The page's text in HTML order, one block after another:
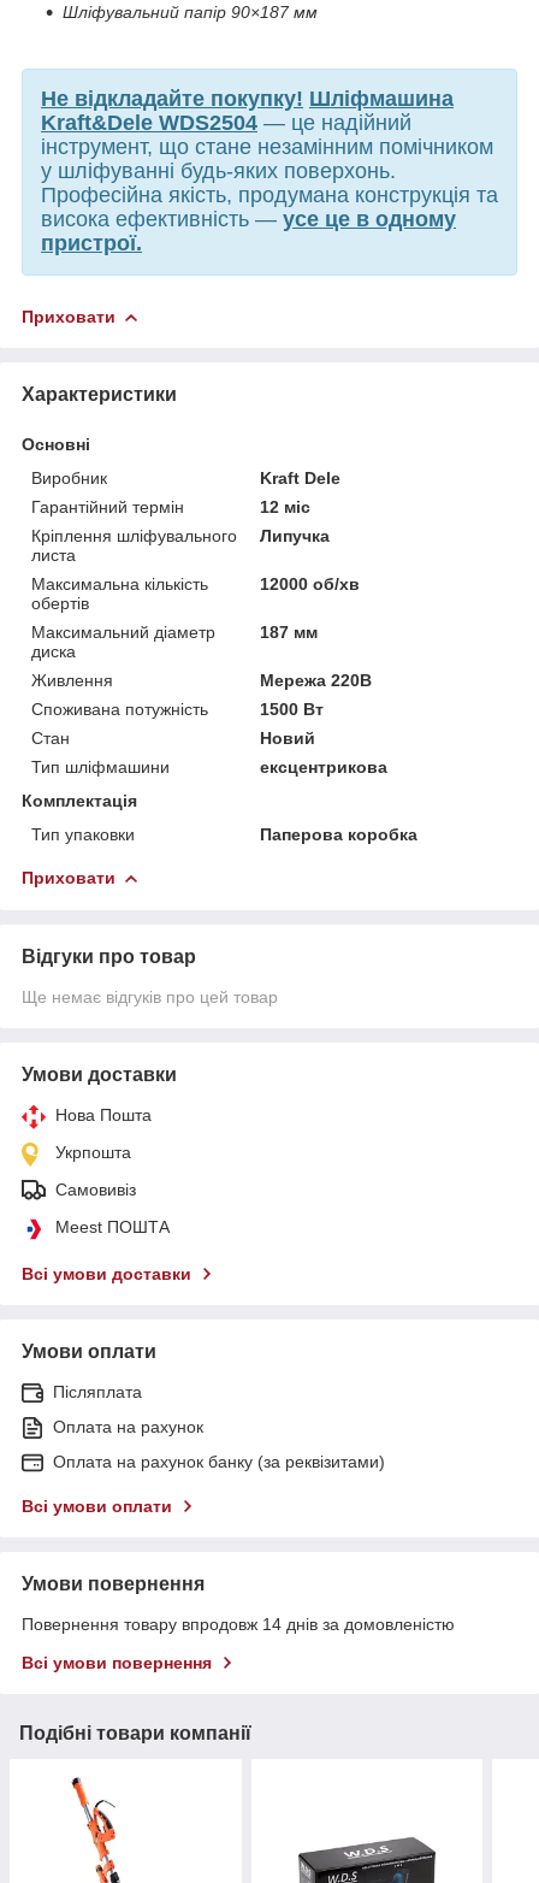
Шліфувальний папір 90×187 мм
Не відкладайте покупку! Шліфмашина
Kraft&Dele WDS2504 — це надійний
інструмент, що стане незамінним помічником
у шліфуванні будь-яких поверхонь.
Професійна якість, продумана конструкція та
висока ефективність — усе це в одному
пристрої.
Приховати
Характеристики
Основні
Виробник
Kraft Dele
Гарантійний термін
12 міс
Кріплення шліфувального
листа
Липучка
Максимальна кількість
обертів
12000 об/хв
Максимальний діаметр
диска
187 мм
Живлення
Мережа 220В
Споживана потужність
1500 Вт
Стан
Новий
Тип шліфмашини
ексцентрикова
Комплектація
Тип упаковки
Паперова коробка
Приховати
Відгуки про товар
Ще немає відгуків про цей товар
Умови доставки
Нова Пошта
Укрпошта
Самовивіз
Meest ПОШТА
Всі умови доставки
Умови оплати
Післяплата
Оплата на рахунок
Оплата на рахунок банку (за реквізитами)
Всі умови оплати
Умови повернення
Повернення товару впродовж 14 днів за домовленістю
Всі умови повернення
Подібні товари компанії